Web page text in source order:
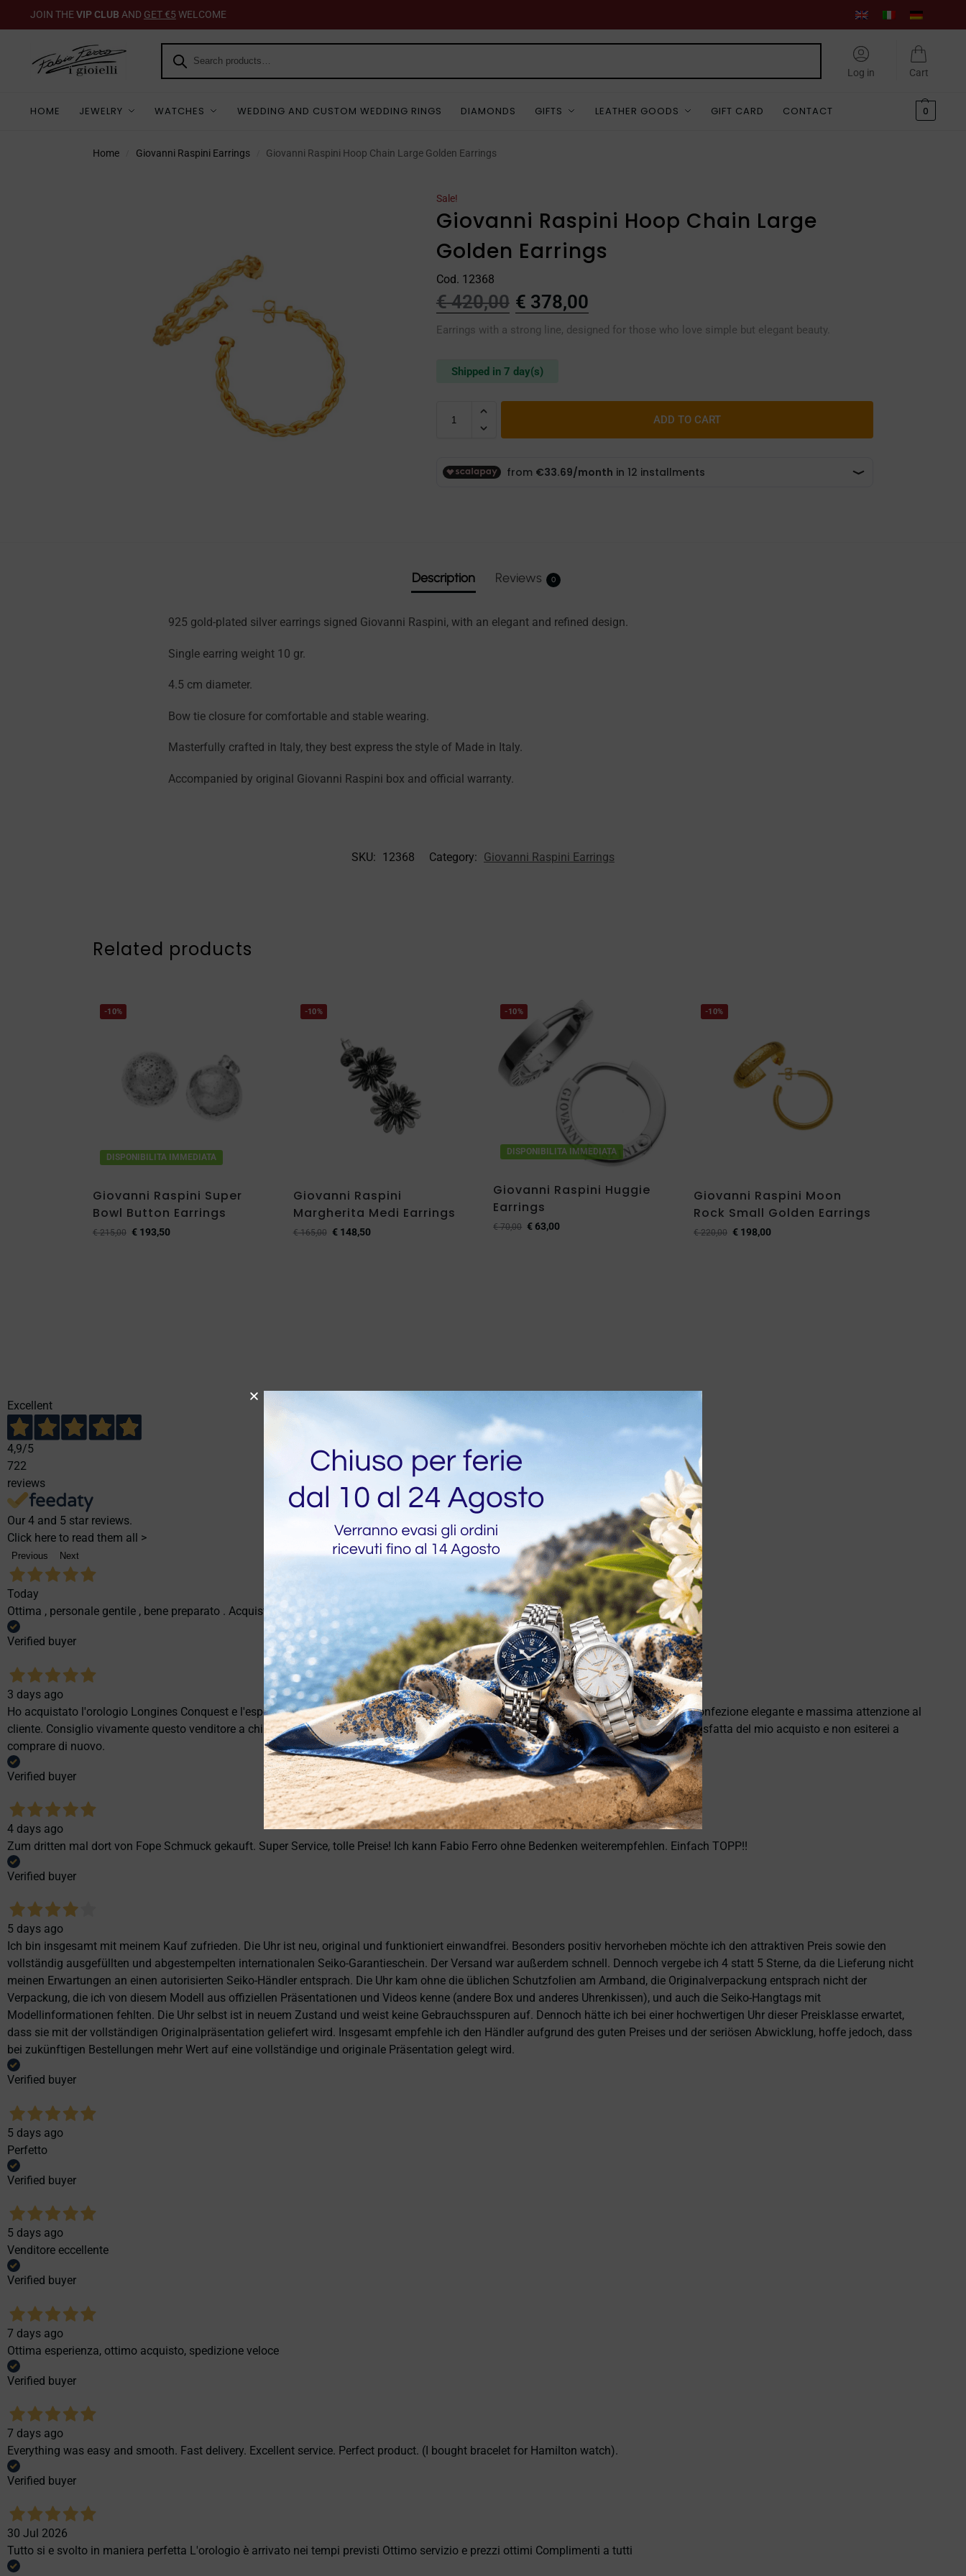
JOIN THEVIP CLUB AND GET €5 WELCOME
Log in Cart
HOME JEWELRY WATCHES WEDDING AND CUSTOM WEDDING RINGS DIAMONDS GIFTS LEATHER GOODS GIFT CARD CONTACT 0
Home Giovanni Raspini Earrings Giovanni Raspini Hoop Chain Large Golden Earrings
Sale!
Giovanni Raspini Hoop Chain Large
Golden Earrings
Cod. 12368
€420,00 € 378,00
Earrings with a strong line, designed for those who love simple but elegant beauty.
Shipped in 7 day(s)
ADD TO CART
Description Reviews 0
925 gold-plated silver earrings signed Giovanni Raspini, with an elegant and refined design.
Single earring weight 10 gr.
4.5 cm diameter.
Bow tie closure for comfortable and stable wearing.
Masterfully crafted in Italy, they best express the style of Made in Italy.
Accompanied by original Giovanni Raspini box and official warranty.
SKU: 12368 Category: Giovanni Raspini Earrings
Related products
-10%
DISPONIBILITA IMMEDIATA
Giovanni Raspini Super
Bowl Button Earrings
€215,00 €193,50
-10%
Giovanni Raspini
Margherita Medi Earrings
€165,00 €148,50
-10%
DISPONIBILITA IMMEDIATA
Giovanni Raspini Huggie
Earrings
€70,00 € 63,00
-10%
Giovanni Raspini Moon
Rock Small Golden Earrings
€220,00 € 198,00
Excellent
4,9/5
722
reviews
Our 4 and 5 star reviews.
Click here to read them all >
Previous Next
Today
Ottima , personale gentile , bene preparato . Acquisto stupendo . Soddisfatto sia del trattamento che dell acquisto .
Verified buyer
3 days ago
Ho acquistato l'orologio Longines Conquest e l'esperienza è stata eccellente. Anche il servizio è stato impeccabile: spedizione puntuale, confezione elegante e massima attenzione al
cliente. Consiglio vivamente questo venditore a chi cerca professionalità, affidabilità e prodotti di altissimo livello. Sono pienamente soddisfatta del mio acquisto e non esiterei a
comprare di nuovo.
Verified buyer
4 days ago
Zum dritten mal dort von Fope Schmuck gekauft. Super Service, tolle Preise! Ich kann Fabio Ferro ohne Bedenken weiterempfehlen. Einfach TOPP!!
Verified buyer
5 days ago
Ich bin insgesamt mit meinem Kauf zufrieden. Die Uhr ist neu, original und funktioniert einwandfrei. Besonders positiv hervorheben möchte ich den attraktiven Preis sowie den
vollständig ausgefüllten und abgestempelten internationalen Seiko-Garantieschein. Der Versand war außerdem schnell. Dennoch vergebe ich 4 statt 5 Sterne, da die Lieferung nicht
meinen Erwartungen an einen autorisierten Seiko-Händler entsprach. Die Uhr kam ohne die üblichen Schutzfolien am Armband, die Originalverpackung entsprach nicht der
Verpackung, die ich von diesem Modell aus offiziellen Präsentationen und Videos kenne (andere Box und anderes Uhrenkissen), und auch die Seiko-Hangtags mit
Modellinformationen fehlten. Die Uhr selbst ist in neuem Zustand und weist keine Gebrauchsspuren auf. Dennoch hätte ich bei einer hochwertigen Uhr dieser Preisklasse erwartet,
dass sie mit der vollständigen Originalpräsentation geliefert wird. Insgesamt empfehle ich den Händler aufgrund des guten Preises und der seriösen Abwicklung, hoffe jedoch, dass
bei zukünftigen Bestellungen mehr Wert auf eine vollständige und originale Präsentation gelegt wird.
Verified buyer
5 days ago
Perfetto
Verified buyer
5 days ago
Venditore eccellente
Verified buyer
7 days ago
Ottima esperienza, ottimo acquisto, spedizione veloce
Verified buyer
7 days ago
Everything was easy and smooth. Fast delivery. Excellent service. Perfect product. (I bought bracelet for Hamilton watch).
Verified buyer
30 Jul 2026
Tutto si e svolto in maniera perfetta L'orologio è arrivato nei tempi previsti Ottimo servizio e prezzi ottimi Complimenti a tutti